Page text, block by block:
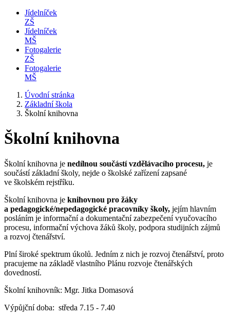
Jídelníček
ZŠ
Jídelníček
MŠ
Fotogalerie
ZŠ
Fotogalerie
MŠ
Úvodní stránka
Základní škola
Školní knihovna
Školní knihovna
Školní knihovna je nedílnou součástí vzdělávacího procesu, je
součástí základní školy, nejde o školské zařízení zapsané
ve školském rejstříku.
Školní knihovna je knihovnou pro žáky
a pedagogické/nepedagogické pracovníky školy, jejím hlavním
posláním je informační a dokumentační zabezpečení vyučovacího
procesu, informační výchova žáků školy, podpora studijních zájmů
a rozvoj čtenářství.
Plní široké spektrum úkolů. Jedním z nich je rozvoj čtenářství, proto
pracujeme na základě vlastního Plánu rozvoje čtenářských
dovedností.
Školní knihovník: Mgr. Jitka Domasová
Výpůjční doba: středa 7.15 - 7.40